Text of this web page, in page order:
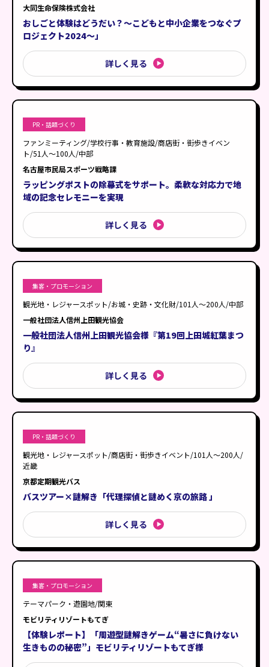
アニメ・コラボイベント
周年記念・社内イベント
四国
九州（沖縄を含む）
大同生命保険株式会社
おしごと体験はどうだい？〜こどもと中小企業をつなぐプ
ロジェクト2024〜」
詳しく見る
PR・話題づくり
ファンミーティング/学校行事・教育施設/商店街・街歩きイベン
ト/51人〜100人/中部
名古屋市民局スポーツ戦略課
ラッピングポストの除幕式をサポート。柔軟な対応力で地
域の記念セレモニーを実現
詳しく見る
集客・プロモーション
観光地・レジャースポット/お城・史跡・文化財/101人〜200人/中部
一般社団法人信州上田観光協会
一般社団法人信州上田観光協会様『第19回上田城紅葉まつ
り』
詳しく見る
PR・話題づくり
観光地・レジャースポット/商店街・街歩きイベント/101人〜200人/
近畿
京都定期観光バス
バスツアー×謎解き「代理探偵と謎めく京の旅路 」
詳しく見る
集客・プロモーション
テーマパーク・遊園地/関東
モビリティリゾートもてぎ
【体験レポート】「周遊型謎解きゲーム“暑さに負けない
生きものの秘密”」モビリティリゾートもてぎ様